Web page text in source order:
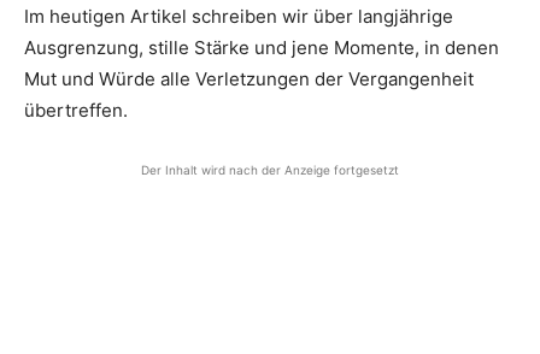
Im heutigen Artikel schreiben wir über langjährige
Ausgrenzung, stille Stärke und jene Momente, in denen
Mut und Würde alle Verletzungen der Vergangenheit
übertreffen.
Der Inhalt wird nach der Anzeige fortgesetzt